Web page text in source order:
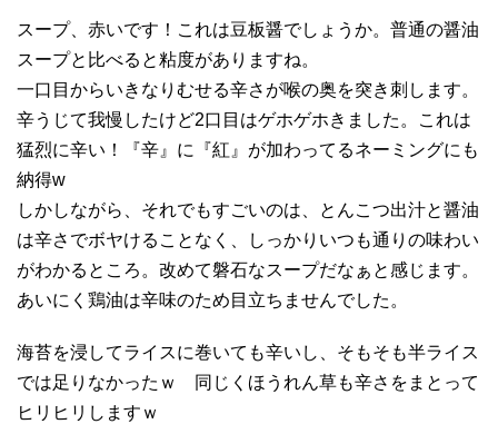
スープ、赤いです！これは豆板醤でしょうか。普通の醤油
スープと比べると粘度がありますね。
一口目からいきなりむせる辛さが喉の奥を突き刺します。
辛うじて我慢したけど2口目はゲホゲホきました。これは
猛烈に辛い！『辛』に『紅』が加わってるネーミングにも
納得w
しかしながら、それでもすごいのは、とんこつ出汁と醤油
は辛さでボヤけることなく、しっかりいつも通りの味わい
がわかるところ。改めて磐石なスープだなぁと感じます。
あいにく鶏油は辛味のため目立ちませんでした。
海苔を浸してライスに巻いても辛いし、そもそも半ライス
では足りなかったｗ 同じくほうれん草も辛さをまとって
ヒリヒリしますｗ